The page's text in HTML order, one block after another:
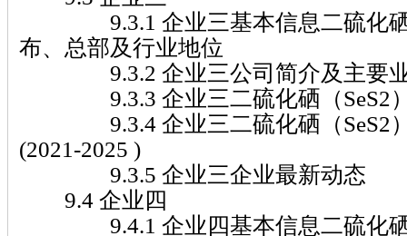
9.3.1 企业三基本信息二硫化硒
布、总部及行业地位
9.3.2 企业三公司简介及主要
9.3.3 企业三二硫化硒（SeS2
9.3.4 企业三二硫化硒（SeS2）
(2021-2025 )
9.3.5 企业三企业最新动态
9.4 企业四
9.4.1 企业四基本信息二硫化硒